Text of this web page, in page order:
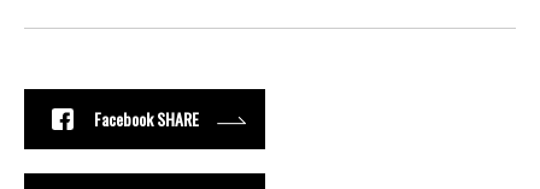
Facebook SHARE